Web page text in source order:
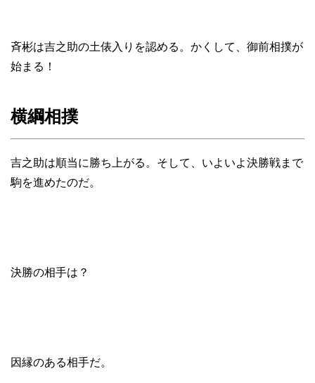
斉彬は吉之助の土俵入りを認める。かくして、御前相撲が
始まる！
横綱相撲
吉之助は順当に勝ち上がる。そして、いよいよ決勝戦まで
駒を進めたのだ。
決勝の相手は？
因縁のある相手だ。